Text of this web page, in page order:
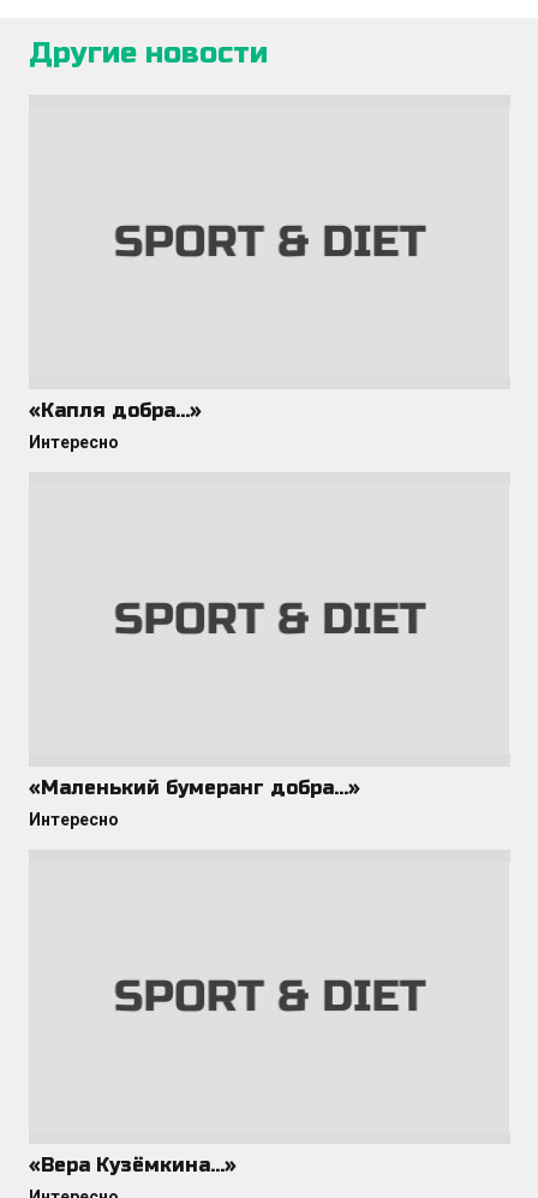
Другие новости
«Капля добра…»
Интересно
«Маленький бумеранг добра…»
Интересно
«Вера Кузёмкина…»